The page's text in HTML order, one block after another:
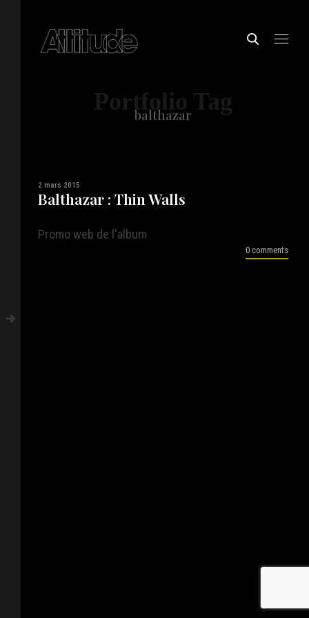
Portfolio Tag
balthazar
2 mars 2015
Balthazar : Thin Walls
Promo web de l'album
0 comments